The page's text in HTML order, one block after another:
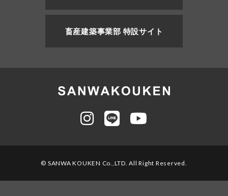
畜産建築事業部 特設サイト
© SANWA KOUKEN Co.,LTD. All Right Reserved.